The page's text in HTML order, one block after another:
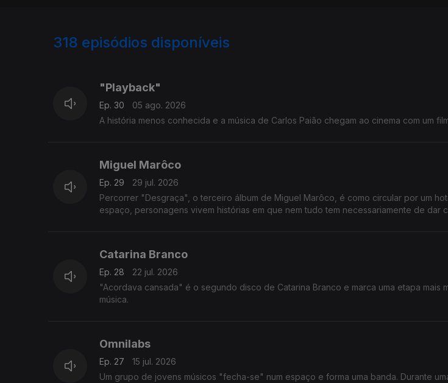
318 episódios disponíveis
"Playback"
Ep. 30
05 ago. 2026
A história menos conhecida e a música de Carlos Paião chegam ao cinema com um
Miguel Marôco
Ep. 29
29 jul. 2026
Percorrer "Desgraça", o terceiro álbum de Miguel Marôco, é como circular por um
espaço, personagens vivem histórias em que nem tudo tem necessariamente de dar
Catarina Branco
Ep. 28
22 jul. 2026
"Acordava cansada" é o segundo disco de Catarina Branco e marca uma etapa mais
música.
Omnilabs
Ep. 27
15 jul. 2026
Um grupo de jovens músicos "fecha-se" num espaço e forma uma banda. Durante